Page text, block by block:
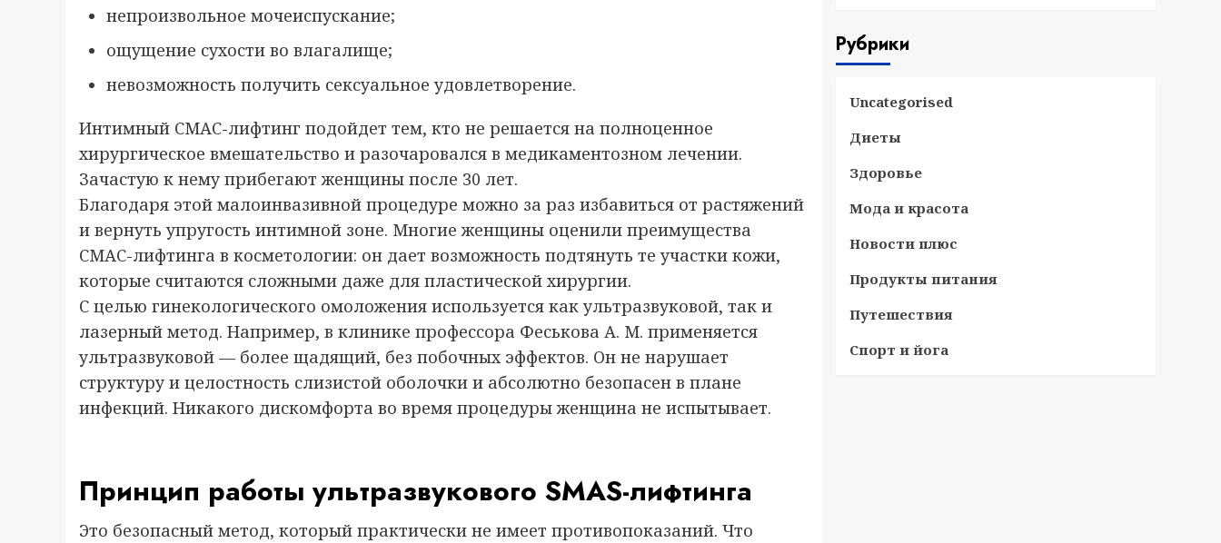
непроизвольное мочеиспускание;
ощущение сухости во влагалище;
невозможность получить сексуальное удовлетворение.
Интимный СМАС-лифтинг подойдет тем, кто не решается на полноценное
хирургическое вмешательство и разочаровался в медикаментозном лечении.
Зачастую к нему прибегают женщины после 30 лет.
Благодаря этой малоинвазивной процедуре можно за раз избавиться от растяжений
и вернуть упругость интимной зоне. Многие женщины оценили преимущества
СМАС-лифтинга в косметологии: он дает возможность подтянуть те участки кожи,
которые считаются сложными даже для пластической хирургии.
С целью гинекологического омоложения используется как ультразвуковой, так и
лазерный метод. Например, в клинике профессора Феськова А. М. применяется
ультразвуковой — более щадящий, без побочных эффектов. Он не нарушает
структуру и целостность слизистой оболочки и абсолютно безопасен в плане
инфекций. Никакого дискомфорта во время процедуры женщина не испытывает.
Принцип работы ультразвукового SMAS-лифтинга
Это безопасный метод, который практически не имеет противопоказаний. Что
Рубрики
Uncategorised
Диеты
Здоровье
Мода и красота
Новости плюс
Продукты питания
Путешествия
Спорт и йога